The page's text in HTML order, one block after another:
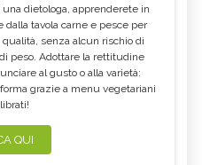
dietologa, apprenderete in
dalla tavola carne e pesce per
senza alcun rischio di
peso. Adottare la rettitudine
al gusto o alla varietà:
grazie a menu vegetariani
QUI